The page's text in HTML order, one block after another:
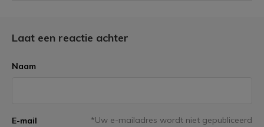
Laat een reactie achter
Naam
E-mail *Uw e-mailadres wordt niet gepubliceerd